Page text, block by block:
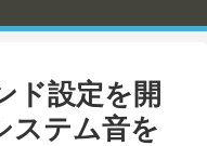
ド設定を開
ステム音を